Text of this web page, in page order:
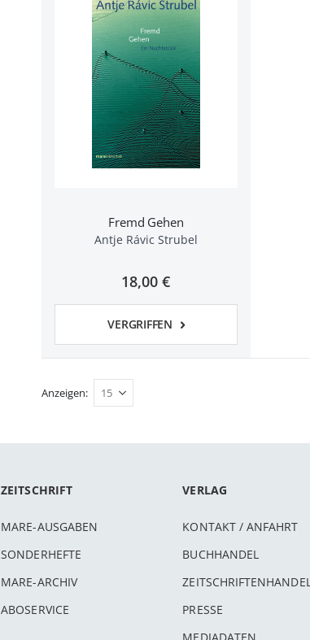
Fremd Gehen
Antje Rávic Strubel
18,00 €
VERGRIFFEN
Anzeigen
ZEITSCHRIFT
MARE-AUSGABEN
SONDERHEFTE
MARE-ARCHIV
ABOSERVICE
VERLAG
KONTAKT / ANFAHRT
BUCHHANDEL
PRESSE